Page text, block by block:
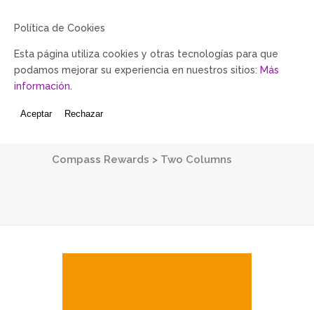
Compass Rewards > Two Columns
Política de Cookies
Esta página utiliza cookies y otras tecnologías para que
podamos mejorar su experiencia en nuestros sitios: Más
información.
Aceptar Rechazar